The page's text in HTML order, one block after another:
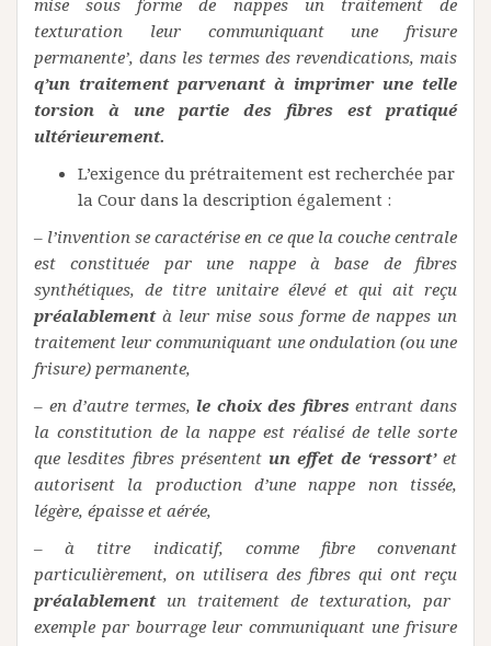
texturation leur communiquant une frisure
permanente’, dans les termes des revendications, mais
q’un traitement parvenant à imprimer une telle
torsion à une partie des fibres est pratiqué
ultérieurement.
L’exigence du prétraitement est recherchée par
la Cour dans la description également :
– l’invention se caractérise en ce que la couche centrale
est constituée par une nappe à base de fibres
synthétiques, de titre unitaire élevé et qui ait reçu
préalablementà leur mise sous forme de nappes un
traitement leur communiquant une ondulation (ou une
frisure) permanente,
– en d’autre termes,le choix des fibresentrant dans
la constitution de la nappe est réalisé de telle sorte
que lesdites fibres présentent un effet de ‘ressort’et
autorisent la production d’une nappe non tissée,
légère, épaisse et aérée,
– à titre indicatif, comme fibre convenant
particulièrement, on utilisera des fibres qui ont reçu
préalablement un traitement de texturation, par
exemple par bourrage leur communiquant une frisure